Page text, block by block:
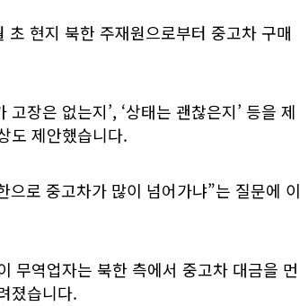
현지 북한 주재원으로부터 중고차 구매
장은 없는지’, ‘상태는 괜찮은지’ 등을 제
도 제안했습니다.
로 중고차가 많이 넘어가냐”는 질문에 이
무역업자는 북한 측에서 중고차 대금을 먼
졌습니다.